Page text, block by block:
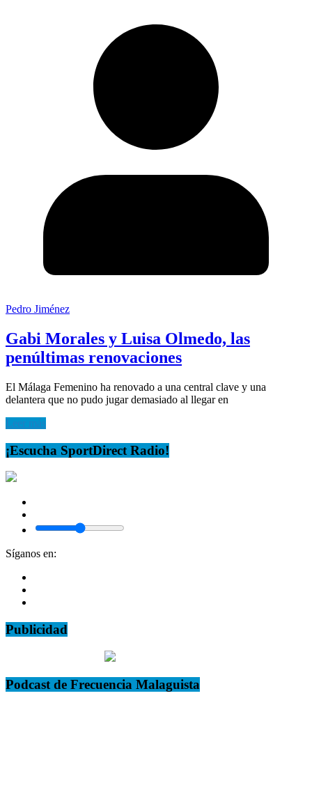
Pedro Jiménez
Gabi Morales y Luisa Olmedo, las
penúltimas renovaciones
El Málaga Femenino ha renovado a una central clave y una
delantera que no pudo jugar demasiado al llegar en
Leer más
¡Escucha SportDirect Radio!
Síganos en:
Publicidad
Podcast de Frecuencia Malaguista